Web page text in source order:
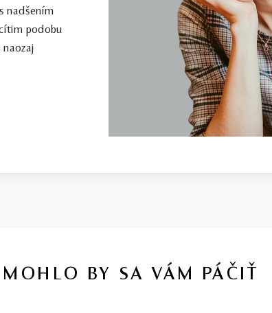
nadšením
podobu
MOHLO BY SA VÁM PÁČIŤ